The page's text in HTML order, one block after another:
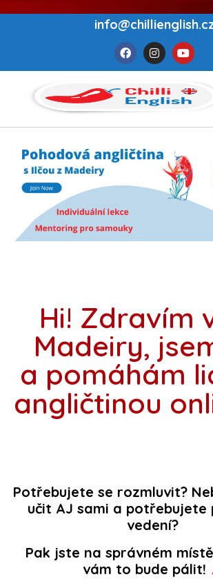
Hi! Zdravím
Madeiry,
a pomáhám
angličtinou
Potřebujete se rozmluvit?
učit AJ sami a potřebujete
vedení?
Pak jste na správném
vám to bude pálit!